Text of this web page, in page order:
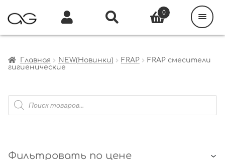
Главная NEW(Новинки) FRAP
FRAP смесители
гигиенические
Поиск
товаров
Фильтровать по цене
0